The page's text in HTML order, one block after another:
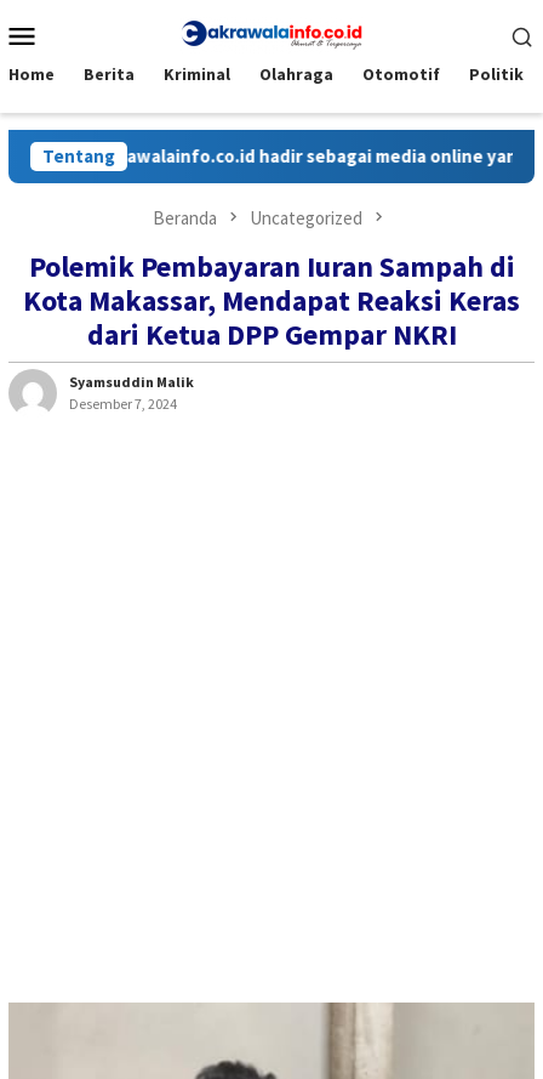
ke
Mobile
Home Berita Kriminal Olahraga Otomotif Politik
Tentang hadir sebagai media online yang menyajikan
Beranda Uncategorized
Polemik Pembayaran Iuran Sampah di
Kota Makassar, Mendapat Reaksi Keras
dari Ketua DPP Gempar NKRI
Syamsuddin Malik
Desember 7, 2024